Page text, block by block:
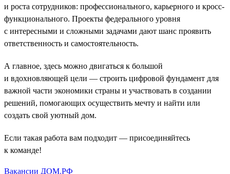
и роста сотрудников: профессионального, карьерного и кросс-
функционального. Проекты федерального уровня
с интересными и сложными задачами дают шанс проявить
ответственность и самостоятельность.
А главное, здесь можно двигаться к большой
и вдохновляющей цели — строить цифровой фундамент для
важной части экономики страны и участвовать в создании
решений, помогающих осуществить мечту и найти или
создать свой уютный дом.
Если такая работа вам подходит — присоединяйтесь
к команде!
Вакансии ДОМ.РФ